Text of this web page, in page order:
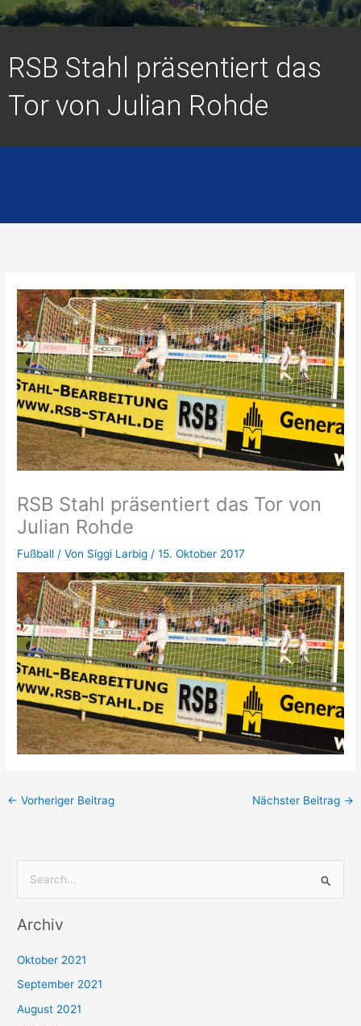
RSB Stahl präsentiert das
Tor von Julian Rohde
RSB Stahl präsentiert das Tor von
Julian Rohde
Fußball / Von Siggi Larbig /15. Oktober 2017
← Vorheriger Beitrag Nächster Beitrag →
c
n
n
Archiv
Oktober 2021
September 2021
August 2021